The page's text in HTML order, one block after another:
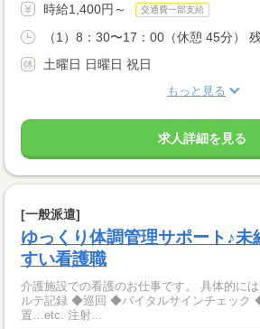
時給1,400円～ 交通費一部支給
（1）8：30〜17：00（休憩 45分）
土曜日 日曜日 祝日
もっと見る
求人詳細を見る
[一般派遣]
ゆっくり体調管理サポート♪
すい看護職
介護施設での看護のお仕事です。 具体的には… ◆内服薬の管理 ◆カ
ルテ記録 ◆巡回 ◆バイタルサインチェック
置…etc. 注射...